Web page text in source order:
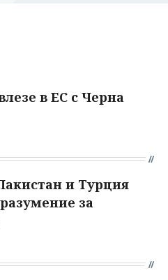
в ЕС с Черна
и Турция
за